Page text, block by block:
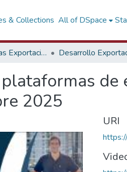
& Collections All of DSpace
Promoción de las Exportaciones Desarrollo
de
2025
URI